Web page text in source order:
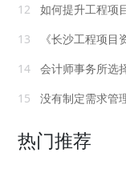
12
如何提升工程项
13
《长沙工程项目
14
会计师事务所选
15
没有制定需求管
热门推荐